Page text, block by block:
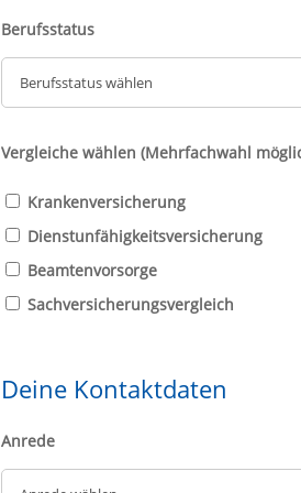
Berufsstatus
Vergleiche wählen (Mehrfachwahl
Krankenversicherung
Dienstunfähigkeitsversicherung
Beamtenvorsorge
Sachversicherungsvergleich
Deine Kontaktdaten
Anrede